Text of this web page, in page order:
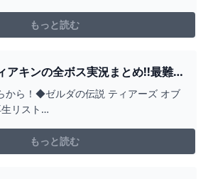
もっと読む
アキンの全ボス実況まとめ!!最難
の!?【ゼルダの伝説 ティアーズ オ
】 - YOUTUBE
から！◆ゼルダの伝説 ティアーズ オブ
リスト
ゼルダ
ザ ワイルド 再生リスト
もっと読む